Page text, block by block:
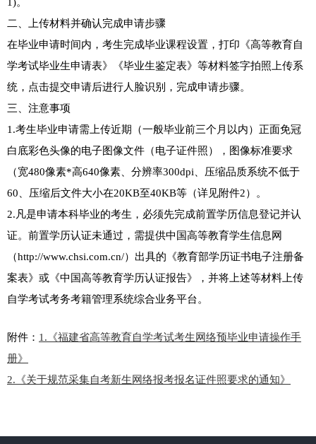
二、上传材料并确认完成申请步骤
在毕业申请时间内，考生完成毕业课程设置，打印《高等教育自
学考试毕业生申请表》《毕业生鉴定表》等材料签字拍照上传系
统，点击提交申请后进行人脸识别，完成申请步骤。
三、注意事项
1.考生毕业申请需上传近期（一般毕业前三个月以内）正面免冠
白底彩色头像的电子图像文件（电子证件照），图像标准要求
（宽480像素*高640像素、分辨率300dpi、压缩品质系统不低于
60、压缩后文件大小在20KB至40KB等（详见附件2）。
2.凡是申请本科毕业的考生，必须先完成前置学历信息登记并认
证。前置学历认证未通过，需提供中国高等教育学生信息网
（http://www.chsi.com.cn/）出具的《教育部学历证书电子注册备
案表》或《中国高等教育学历认证报告》，并将上述等材料上传
自学考试考务考籍管理系统综合业务平台。
附件： 1. 《福建省高等教育自学考试考生网络预毕业申请操作手
册》
2. 《关于规范采集自考新生网络报考报名证件照要求的通知》